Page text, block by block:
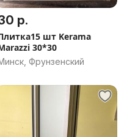
р.
шт Kerama
30*30
Фрунзенский